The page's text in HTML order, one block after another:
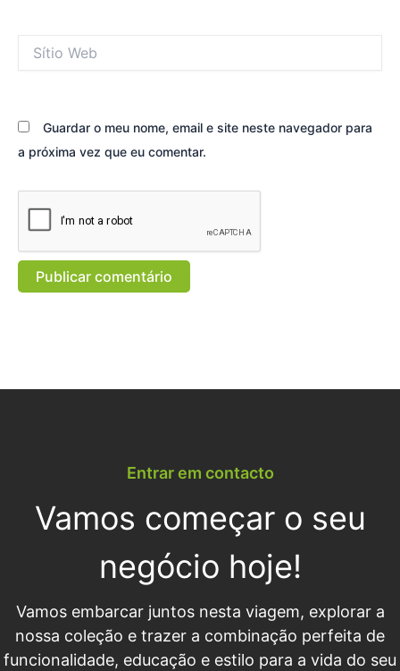
Web
Guardar o meu nome, email e site neste navegador para
a próxima vez que eu comentar.
Entrar em contacto
Vamos começar o seu
negócio hoje!
Vamos embarcar juntos nesta viagem, explorar a
nossa coleção e trazer a combinação perfeita de
funcionalidade, educação e estilo para a vida do seu